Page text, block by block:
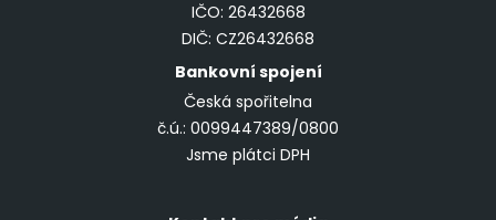
IČO: 26432668
DIČ: CZ26432668
Bankovní spojení
Česká spořitelna
č.ú.: 0099447389/0800
Jsme plátci DPH